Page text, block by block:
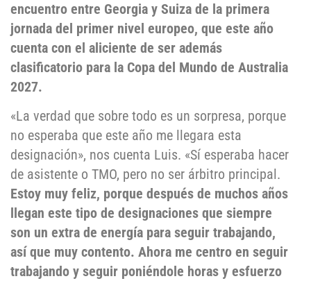
encuentro entre Georgia y Suiza de la primera
jornada del primer nivel europeo, que este año
cuenta con el aliciente de ser además
clasificatorio para la Copa del Mundo de Australia
2027.
«La verdad que sobre todo es un sorpresa, porque
no esperaba que este año me llegara esta
designación», nos cuenta Luis. «Sí esperaba hacer
de asistente o TMO, pero no ser árbitro principal.
Estoy muy feliz, porque después de muchos años
llegan este tipo de designaciones que siempre
son un extra de energía para seguir trabajando,
así que muy contento. Ahora me centro en seguir
trabajando y seguir poniéndole horas y esfuerzo